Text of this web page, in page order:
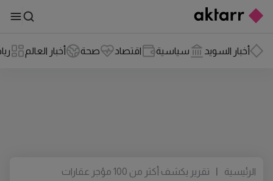
أخبار السويد سياسية اقتصاد صحة أخبار العالم
الرئيسية
تقرير يكشف أكثر من 100 مؤجر عقارات